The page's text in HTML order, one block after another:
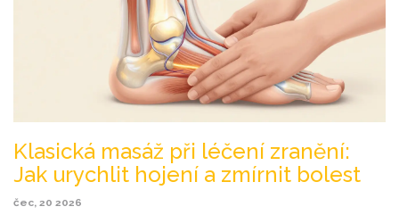
Klasická masáž při léčení zranění:
Jak urychlit hojení a zmírnit bolest
čec, 20 2026